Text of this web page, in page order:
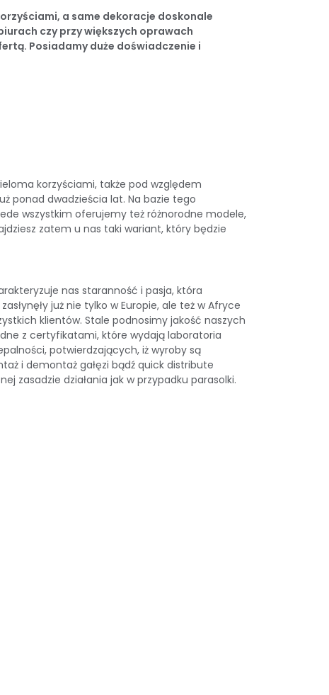
a same dekoracje doskonale
czy przy większych oprawach
Posiadamy duże doświadczenie i
korzyściami, także pod względem
ponad dwadzieścia lat. Na bazie tego
wszystkim oferujemy też różnorodne modele,
zatem u nas taki wariant, który będzie
nas staranność i pasja, która
już nie tylko w Europie, ale też w Afryce
klientów. Stale podnosimy jakość naszych
z certyfikatami, które wydają laboratoria
potwierdzających, iż wyroby są
i demontaż gałęzi bądź quick distribute
zasadzie działania jak w przypadku parasolki.